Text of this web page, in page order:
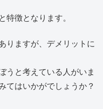
特徴となります。
りますが、デメリットに
うと考えている人がいま
てはいかがでしょうか？